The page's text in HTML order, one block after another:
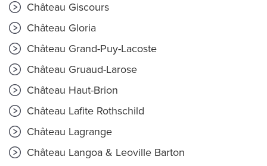
Château Giscours
Château Gloria
Château Grand-Puy-Lacoste
Château Gruaud-Larose
Château Haut-Brion
Château Lafite Rothschild
Château Lagrange
Château Langoa & Leoville Barton